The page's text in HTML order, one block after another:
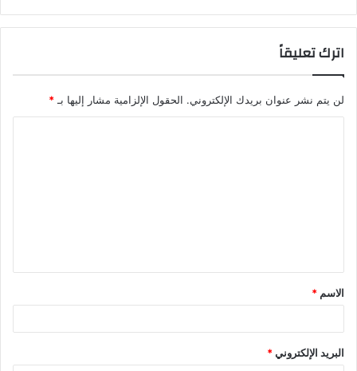
اترك تعليقاً
لن يتم نشر عنوان بريدك الإلكتروني. الحقول الإلزامية مشار إليها بـ*
ق
*
الاسم *
البريد الإلكتروني*